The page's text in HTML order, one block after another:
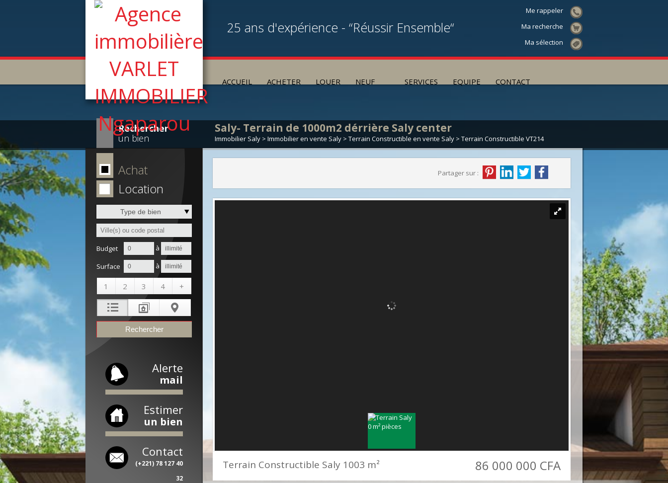
ACCUEIL ACHETER LOUER NEUF SERVICES EQUIPE CONTACT
Me rappeler
Ma recherche
Ma sélection
25 ans d'expérience - “Réussir Ensemble“
Rechercher
un bien
Saly- Terrain de 1000m2 dérrière Saly center
Immobilier Saly > Immobilier en vente Saly > Terrain Constructible en vente Saly > Terrain Constructible VT214
Achat
Location
Type de bien
Budget à
Surface à
1 2 3 4 +
Alerte
mail
Estimer
un bien
Contact
(+221) 78 127 40
32
Partager sur :
Terrain Constructible Saly 1003 m² 86 000 000 CFA